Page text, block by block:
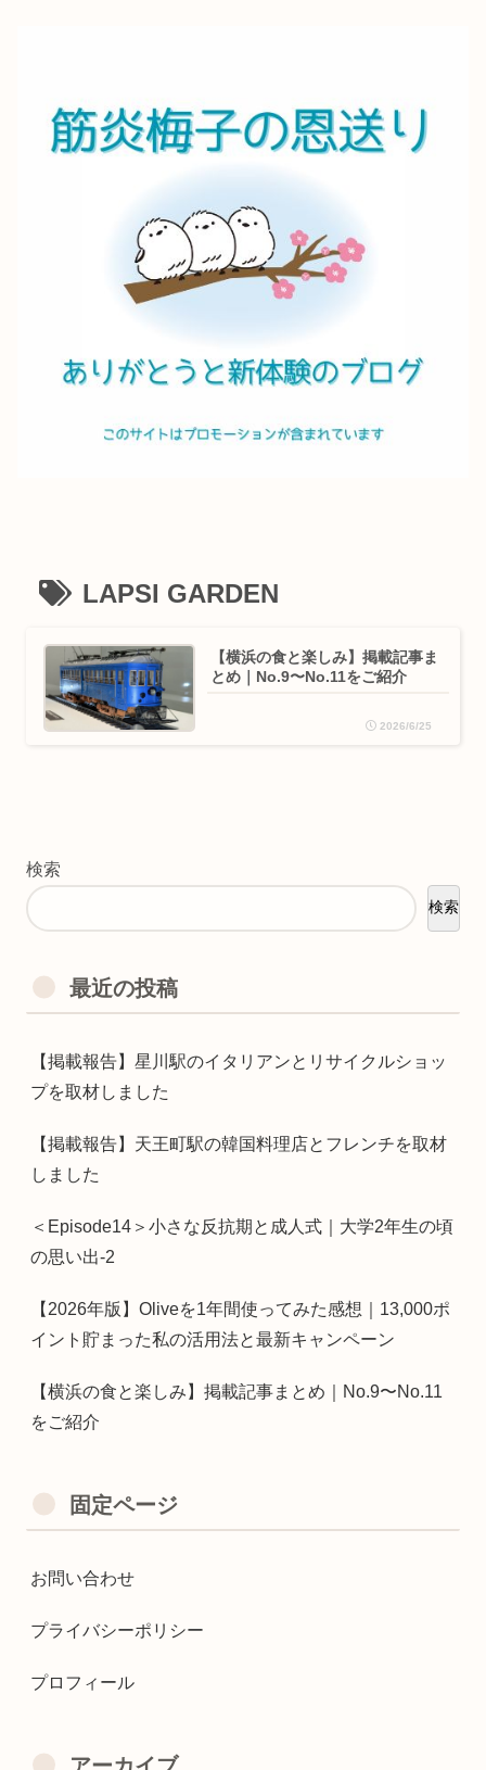
LAPSI GARDEN
【横浜の食と楽しみ】掲載記事ま
とめ｜No.9〜No.11をご紹介
2026/6/25
検索
検索
最近の投稿
【掲載報告】星川駅のイタリアンとリサイクルショッ
プを取材しました
【掲載報告】天王町駅の韓国料理店とフレンチを取材
しました
＜Episode14＞小さな反抗期と成人式｜大学2年生の頃
の思い出-2
【2026年版】Oliveを1年間使ってみた感想｜13,000ポ
イント貯まった私の活用法と最新キャンペーン
【横浜の食と楽しみ】掲載記事まとめ｜No.9〜No.11
をご紹介
固定ページ
お問い合わせ
プライバシーポリシー
プロフィール